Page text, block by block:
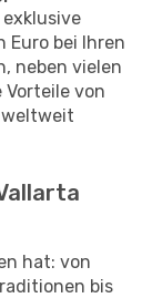
bei Ihren
neben vielen
Vorteile von
weltweit
hat: von
bis